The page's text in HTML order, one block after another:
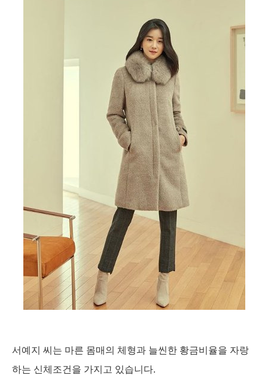
서예지 씨는 마른 몸매의 체형과 늘씬한 황금비율을 자랑
하는 신체조건을 가지고 있습니다.